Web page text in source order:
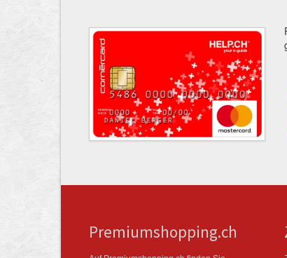
Premiumshopping.ch